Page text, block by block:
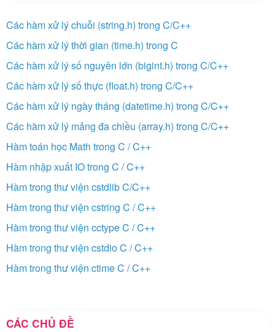
Các hàm xử lý chuỗi (string.h) trong C/C++
Các hàm xử lý thời gian (time.h) trong C
Các hàm xử lý số nguyên lớn (bigint.h) trong C/C++
Các hàm xử lý số thực (float.h) trong C/C++
Các hàm xử lý ngày tháng (datetime.h) trong C/C++
Các hàm xử lý mảng đa chiều (array.h) trong C/C++
Hàm toán học Math trong C / C++
Hàm nhập xuất IO trong C / C++
Hàm trong thư viện cstdlib C/C++
Hàm trong thư viện cstring C / C++
Hàm trong thư viện cctype C / C++
Hàm trong thư viện cstdio C / C++
Hàm trong thư viện ctime C / C++
CÁC CHỦ ĐỀ